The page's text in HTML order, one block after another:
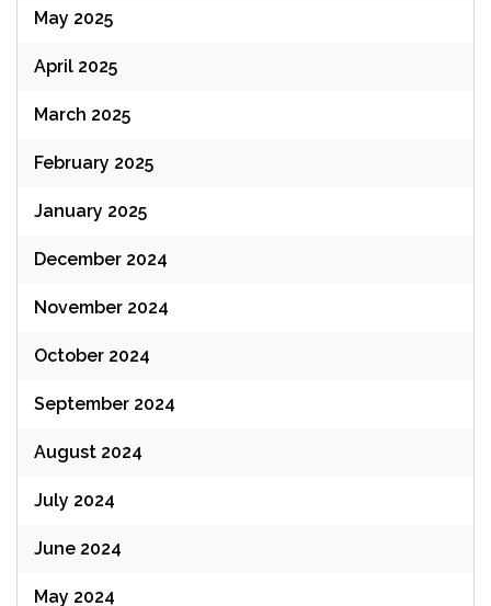
May 2025
April 2025
March 2025
February 2025
January 2025
December 2024
November 2024
October 2024
September 2024
August 2024
July 2024
June 2024
May 2024